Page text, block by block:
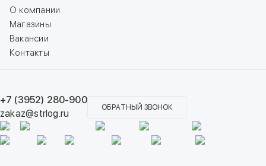
О компании
Магазины
Вакансии
Контакты
+7 (3952) 280-900
zakaz@strlog.ru
ОБРАТНЫЙ ЗВОНОК